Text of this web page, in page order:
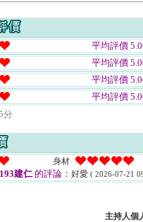
平均評價
平均評價
平均評價
平均評價
分
身材
193建仁的評論： 好愛 ( 2026-07-21
主持人個